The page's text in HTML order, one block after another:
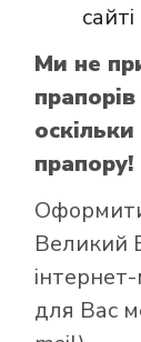
Ми не
прапору!
Великий
для Вас